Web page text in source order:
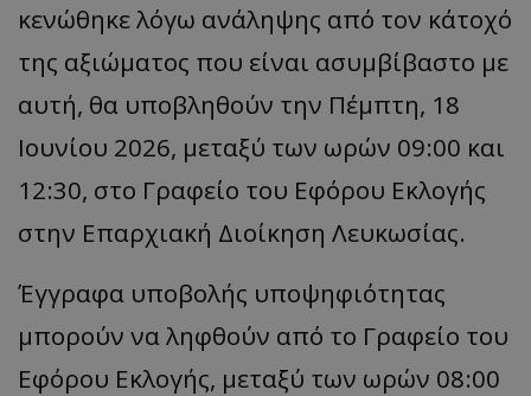
κενώθηκε λόγω ανάληψης από τον κάτοχό
της αξιώματος που είναι ασυμβίβαστο με
αυτή, θα υποβληθούν την Πέμπτη, 18
Ιουνίου 2026, μεταξύ των ωρών 09:00 και
12:30, στο Γραφείο του Εφόρου Εκλογής
στην Επαρχιακή Διοίκηση Λευκωσίας.
Έγγραφα υποβολής υποψηφιότητας
μπορούν να ληφθούν από το Γραφείο του
Εφόρου Εκλογής, μεταξύ των ωρών 08:00